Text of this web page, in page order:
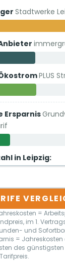
Stadtwerke
PLUS
Ersparnis
in Leipzig:
=
im 1.
und
=
des günstigsten